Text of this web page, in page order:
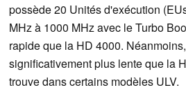
possède 20 Unités d'exécution
MHz à 1000 MHz avec le Turbo
rapide que la HD 4000.
significativement plus lente que la
trouve dans certains modèles ULV.